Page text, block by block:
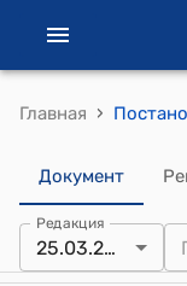
Главная ›
Документ
Редакция
25.03.2022